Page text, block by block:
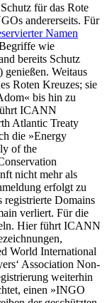
für das Rote
andererseits. Für
Namen
wie
bereits Schutz
genießen. Weitaus
Roten Kreuzes; sie
bis hin zu
ICANN
Atlantic Treaty
die »Energy
of the
nicht mehr als
erfolgt zu
registrierte Domains
verliert. Für die
Hier führt ICANN
World International
Association Non-
weiterhin
einen »INGO